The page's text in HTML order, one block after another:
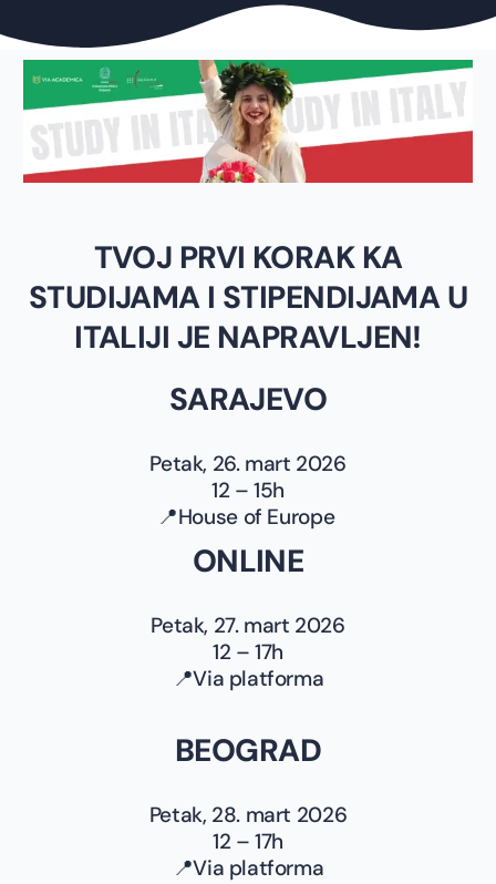
TVOJ PRVI KORAK KA
STUDIJAMA I STIPENDIJAMA U
ITALIJI JE NAPRAVLJEN!
SARAJEVO
Petak, 26. mart 2026
12 – 15h
📍House of Europe
ONLINE
Petak, 27. mart 2026
12 – 17h
📍Via platforma
BEOGRAD
Petak, 28. mart 2026
12 – 17h
📍Via platforma